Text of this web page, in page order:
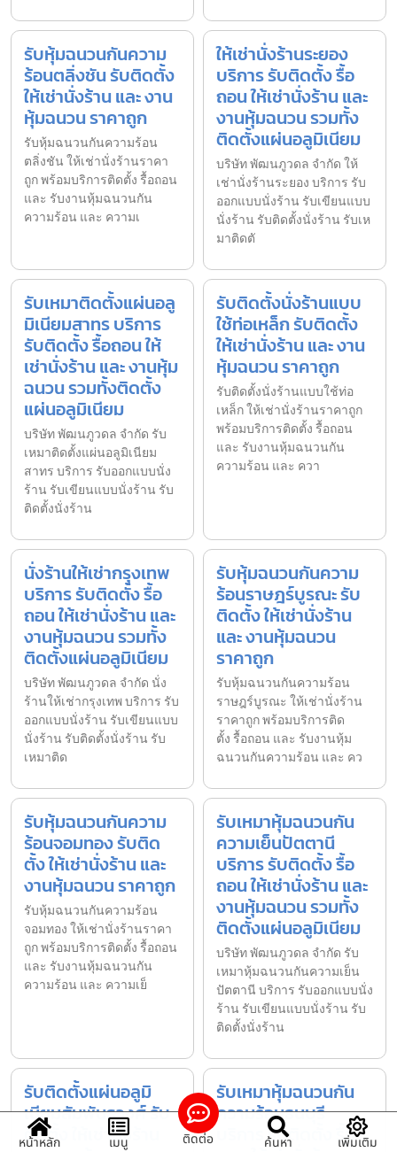
รับหุ้มฉนวนกันความ
ร้อนตลิ่งชัน รับติดตั้ง
ให้เช่านั่งร้าน และ งาน
หุ้มฉนวน ราคาถูก
รับหุ้มฉนวนกันความร้อน
ตลิ่งชัน ให้เช่านั่งร้านราคา
ถูก พร้อมบริการติดตั้ง รื้อถอน
และ รับงานหุ้มฉนวนกัน
ความร้อน และ ความเ
ให้เช่านั่งร้านระยอง
บริการ รับติดตั้ง รื้อ
ถอน ให้เช่านั่งร้าน และ
งานหุ้มฉนวน รวมทั้ง
ติดตั้งแผ่นอลูมิเนียม
บริษัท พัฒนภูวดล จำกัด ให้
เช่านั่งร้านระยอง บริการ รับ
ออกแบบนั่งร้าน รับเขียนแบบ
นั่งร้าน รับติดตั้งนั่งร้าน รับเห
มาติดตั
รับเหมาติดตั้งแผ่นอลู
มิเนียมสาทร บริการ
รับติดตั้ง รื้อถอน ให้
เช่านั่งร้าน และ งานหุ้ม
ฉนวน รวมทั้งติดตั้ง
แผ่นอลูมิเนียม
บริษัท พัฒนภูวดล จำกัด รับ
เหมาติดตั้งแผ่นอลูมิเนียม
สาทร บริการ รับออกแบบนั่ง
ร้าน รับเขียนแบบนั่งร้าน รับ
ติดตั้งนั่งร้าน
รับติดตั้งนั่งร้านแบบ
ใช้ท่อเหล็ก รับติดตั้ง
ให้เช่านั่งร้าน และ งาน
หุ้มฉนวน ราคาถูก
รับติดตั้งนั่งร้านแบบใช้ท่อ
เหล็ก ให้เช่านั่งร้านราคาถูก
พร้อมบริการติดตั้ง รื้อถอน
และ รับงานหุ้มฉนวนกัน
ความร้อน และ ควา
นั่งร้านให้เช่ากรุงเทพ
บริการ รับติดตั้ง รื้อ
ถอน ให้เช่านั่งร้าน และ
งานหุ้มฉนวน รวมทั้ง
ติดตั้งแผ่นอลูมิเนียม
บริษัท พัฒนภูวดล จำกัด นั่ง
ร้านให้เช่ากรุงเทพ บริการ รับ
ออกแบบนั่งร้าน รับเขียนแบบ
นั่งร้าน รับติดตั้งนั่งร้าน รับ
เหมาติด
รับหุ้มฉนวนกันความ
ร้อนราษฎร์บูรณะ รับ
ติดตั้ง ให้เช่านั่งร้าน
และ งานหุ้มฉนวน
ราคาถูก
รับหุ้มฉนวนกันความร้อน
ราษฎร์บูรณะ ให้เช่านั่งร้าน
ราคาถูก พร้อมบริการติด
ตั้ง รื้อถอน และ รับงานหุ้ม
ฉนวนกันความร้อน และ คว
รับหุ้มฉนวนกันความ
ร้อนจอมทอง รับติด
ตั้ง ให้เช่านั่งร้าน และ
งานหุ้มฉนวน ราคาถูก
รับหุ้มฉนวนกันความร้อน
จอมทอง ให้เช่านั่งร้านราคา
ถูก พร้อมบริการติดตั้ง รื้อถอน
และ รับงานหุ้มฉนวนกัน
ความร้อน และ ความเย็
รับเหมาหุ้มฉนวนกัน
ความเย็นปัตตานี
บริการ รับติดตั้ง รื้อ
ถอน ให้เช่านั่งร้าน และ
งานหุ้มฉนวน รวมทั้ง
ติดตั้งแผ่นอลูมิเนียม
บริษัท พัฒนภูวดล จำกัด รับ
เหมาหุ้มฉนวนกันความเย็น
ปัตตานี บริการ รับออกแบบนั่ง
ร้าน รับเขียนแบบนั่งร้าน รับ
ติดตั้งนั่งร้าน
รับติดตั้งแผ่นอลูมิ
เนียมสัมพันธวงศ์ รับ
ติดตั้ง ให้เช่านั่งร้าน
รับเหมาหุ้มฉนวนกัน
ความร้อนธนบุรี
บริการ รับติดตั้ง รื้อ
หน้าหลัก เมนู ติดต่อ ค้นหา เพิ่มเติม